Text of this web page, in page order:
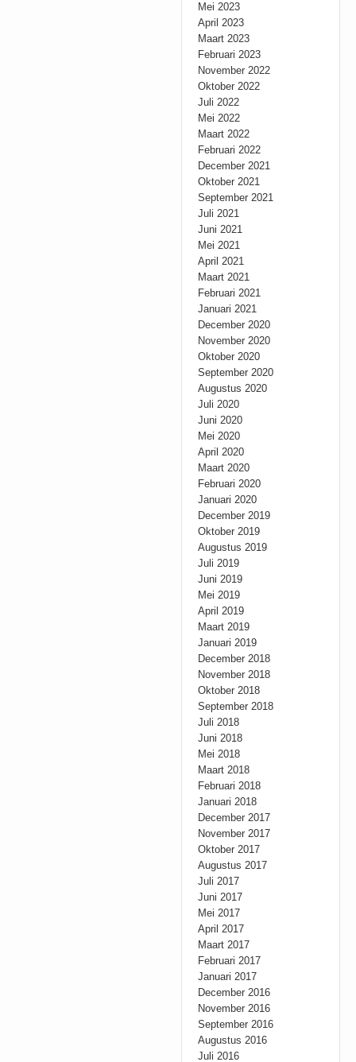
Mei 2023
April 2023
Maart 2023
Februari 2023
November 2022
Oktober 2022
Juli 2022
Mei 2022
Maart 2022
Februari 2022
December 2021
Oktober 2021
September 2021
Juli 2021
Juni 2021
Mei 2021
April 2021
Maart 2021
Februari 2021
Januari 2021
December 2020
November 2020
Oktober 2020
September 2020
Augustus 2020
Juli 2020
Juni 2020
Mei 2020
April 2020
Maart 2020
Februari 2020
Januari 2020
December 2019
Oktober 2019
Augustus 2019
Juli 2019
Juni 2019
Mei 2019
April 2019
Maart 2019
Januari 2019
December 2018
November 2018
Oktober 2018
September 2018
Juli 2018
Juni 2018
Mei 2018
Maart 2018
Februari 2018
Januari 2018
December 2017
November 2017
Oktober 2017
Augustus 2017
Juli 2017
Juni 2017
Mei 2017
April 2017
Maart 2017
Februari 2017
Januari 2017
December 2016
November 2016
September 2016
Augustus 2016
Juli 2016